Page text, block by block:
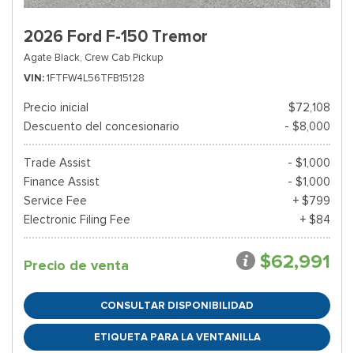
2026 Ford F-150 Tremor
Agate Black, Crew Cab Pickup
VIN 1FTFW4L56TFB15128
Precio inicial
$72,108
Descuento del concesionario
- $8,000
Trade Assist
- $1,000
Finance Assist
- $1,000
Service Fee
+ $799
Electronic Filing Fee
+ $84
Precio de venta $62,991
CONSULTAR DISPONIBILIDAD
ETIQUETA PARA LA VENTANILLA